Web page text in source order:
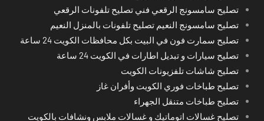
تصليح سامسونج الرقعي فني تصليح تلفونات الرقعي
تصليح سامسونج النعيم تصليح تلفونات بالمنزل النعيم
تصليح سمارت فون في البيت بكل محافظات الكويت 24 ساعة
تصليح سيارات و تبديل اطارات في الكويت 24 ساعة
تصليح شاشات تلفزيونات الكويت
تصليح طباخات فوري الكويت وأفران غاز
تصليح طباخات متنقل الجهراء
تصليح غسالات اتوماتيك و غسالات ملابس ونشافات بالكويت